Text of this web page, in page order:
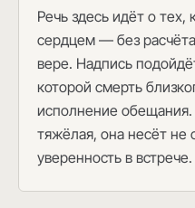
Речь здесь идёт о
сердцем — без
вере. Надпись
которой смерть
исполнение
тяжёлая, она несёт не
уверенность в встрече.